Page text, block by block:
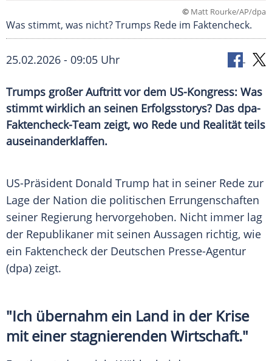
© Matt Rourke/AP/dpa
Was stimmt, was nicht? Trumps Rede im Faktencheck.
25.02.2026 - 09:05 Uhr
Trumps großer Auftritt vor dem US-Kongress: Was
stimmt wirklich an seinen Erfolgsstorys? Das dpa-
Faktencheck-Team zeigt, wo Rede und Realität teils
auseinanderklaffen.
US-Präsident Donald Trump hat in seiner Rede zur
Lage der Nation die politischen Errungenschaften
seiner Regierung hervorgehoben. Nicht immer lag
der Republikaner mit seinen Aussagen richtig, wie
ein Faktencheck der Deutschen Presse-Agentur
(dpa) zeigt.
"Ich übernahm ein Land in der Krise
mit einer stagnierenden Wirtschaft."